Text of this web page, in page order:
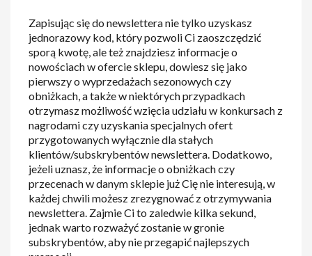
Zapisując się do newslettera nie tylko uzyskasz
jednorazowy kod, który pozwoli Ci zaoszczędzić
sporą kwotę, ale też znajdziesz informacje o
nowościach w ofercie sklepu, dowiesz się jako
pierwszy o wyprzedażach sezonowych czy
obniżkach, a także w niektórych przypadkach
otrzymasz możliwość wzięcia udziału w konkursach z
nagrodami czy uzyskania specjalnych ofert
przygotowanych wyłącznie dla stałych
klientów/subskrybentów newslettera. Dodatkowo,
jeżeli uznasz, że informacje o obniżkach czy
przecenach w danym sklepie już Cię nie interesują, w
każdej chwili możesz zrezygnować z otrzymywania
newslettera. Zajmie Ci to zaledwie kilka sekund,
jednak warto rozważyć zostanie w gronie
subskrybentów, aby nie przegapić najlepszych